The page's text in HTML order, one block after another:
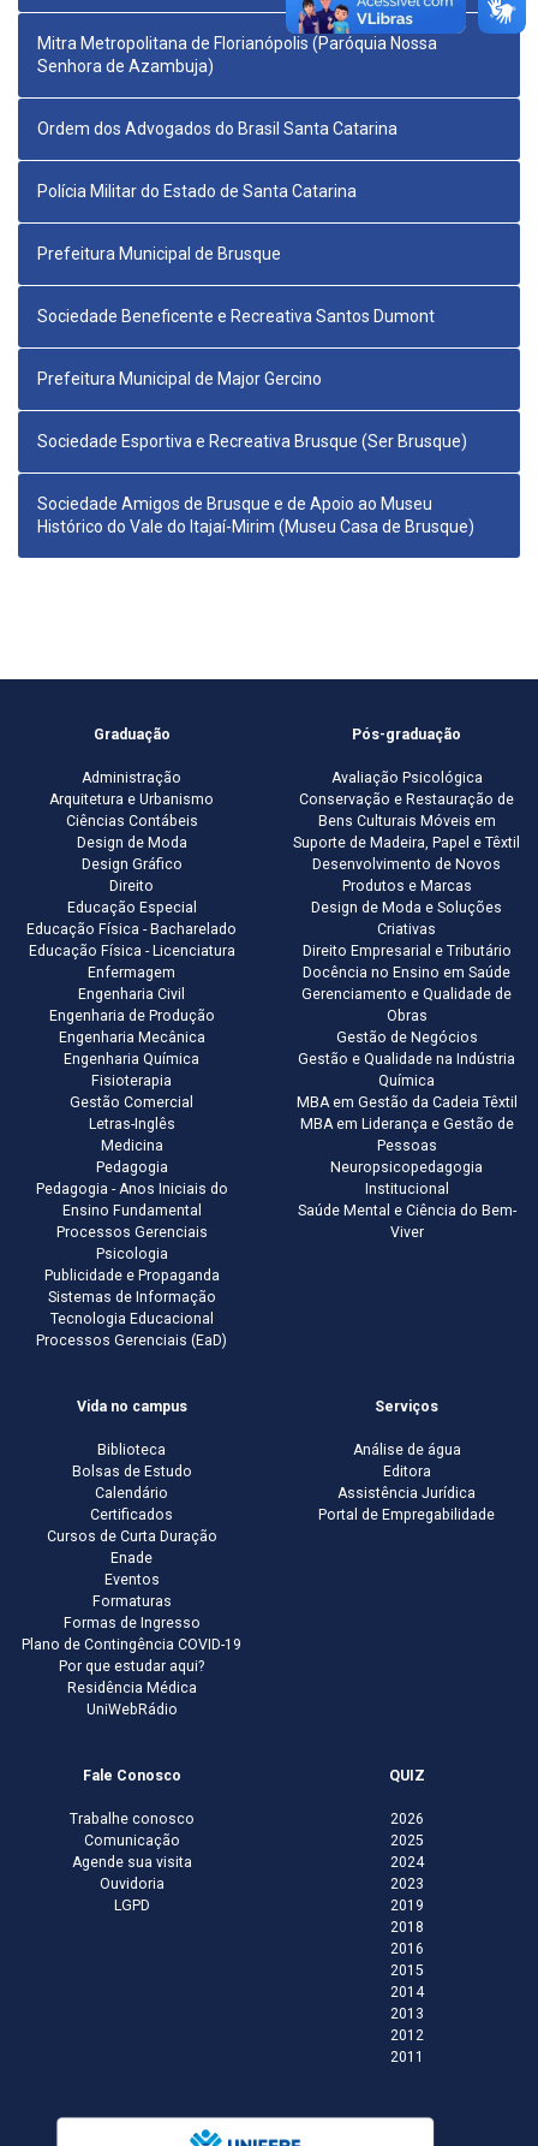
Mitra Metropolitana de Florianópolis (Paróquia Nossa
Senhora de Azambuja)
Ordem dos Advogados do Brasil Santa Catarina
Polícia Militar do Estado de Santa Catarina
Prefeitura Municipal de Brusque
Sociedade Beneficente e Recreativa Santos Dumont
Prefeitura Municipal de Major Gercino
Sociedade Esportiva e Recreativa Brusque (Ser Brusque)
Sociedade Amigos de Brusque e de Apoio ao Museu
Histórico do Vale do Itajaí-Mirim (Museu Casa de Brusque)
Graduação
Administração
Arquitetura e Urbanismo
Ciências Contábeis
Design de Moda
Design Gráfico
Direito
Educação Especial
Educação Física - Bacharelado
Educação Física - Licenciatura
Enfermagem
Engenharia Civil
Engenharia de Produção
Engenharia Mecânica
Engenharia Química
Fisioterapia
Gestão Comercial
Letras-Inglês
Medicina
Pedagogia
Pedagogia - Anos Iniciais do
Ensino Fundamental
Processos Gerenciais
Psicologia
Publicidade e Propaganda
Sistemas de Informação
Tecnologia Educacional
Processos Gerenciais (EaD)
Pós-graduação
Avaliação Psicológica
Conservação e Restauração de
Bens Culturais Móveis em
Suporte de Madeira, Papel e Têxtil
Desenvolvimento de Novos
Produtos e Marcas
Design de Moda e Soluções
Criativas
Direito Empresarial e Tributário
Docência no Ensino em Saúde
Gerenciamento e Qualidade de
Obras
Gestão de Negócios
Gestão e Qualidade na Indústria
Química
MBA em Gestão da Cadeia Têxtil
MBA em Liderança e Gestão de
Pessoas
Neuropsicopedagogia
Institucional
Saúde Mental e Ciência do Bem-
Viver
Vida no campus
Biblioteca
Bolsas de Estudo
Calendário
Certificados
Cursos de Curta Duração
Enade
Eventos
Formaturas
Formas de Ingresso
Plano de Contingência COVID-19
Por que estudar aqui?
Residência Médica
UniWebRádio
Serviços
Análise de água
Editora
Assistência Jurídica
Portal de Empregabilidade
Fale Conosco
Trabalhe conosco
Comunicação
Agende sua visita
Ouvidoria
LGPD
QUIZ
2026
2025
2024
2023
2019
2018
2016
2015
2014
2013
2012
2011